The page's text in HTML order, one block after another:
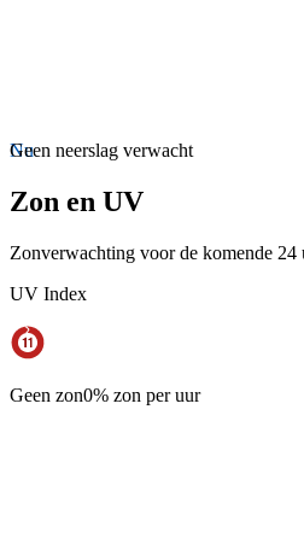
Nu
Geen neerslag verwacht
Zon en UV
Zonverwachting voor de komende
UV Index
Geen zon0% zon per uur